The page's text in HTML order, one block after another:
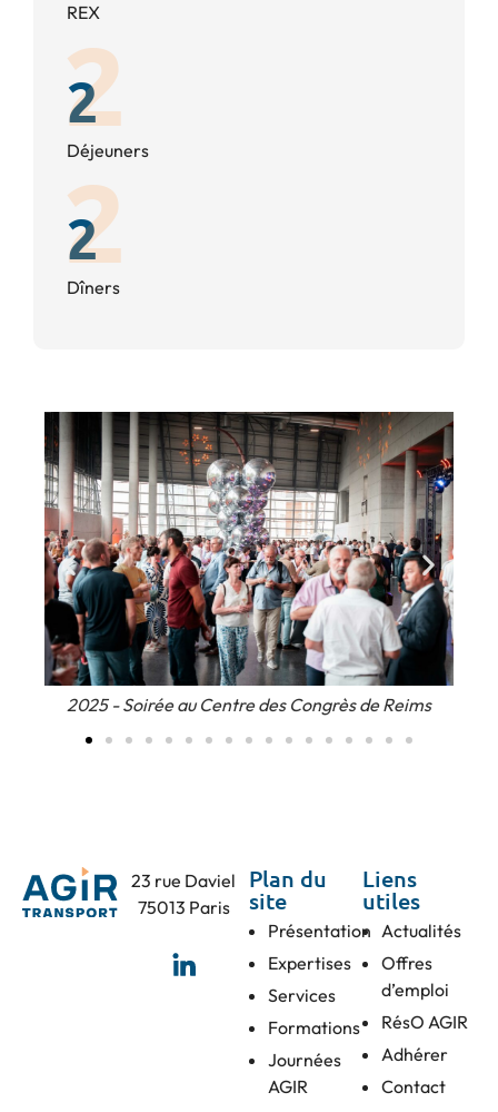
REX
2
Déjeuners
2
Dîners
2025 - Soirée au Centre des Congrès de Reims
23 rue Daviel
75013 Paris
Plan du
site
Présentation
Expertises
Services
Formations
Journées
AGIR
Liens
utiles
Actualités
Offres
d’emploi
RésO AGIR
Adhérer
Contact